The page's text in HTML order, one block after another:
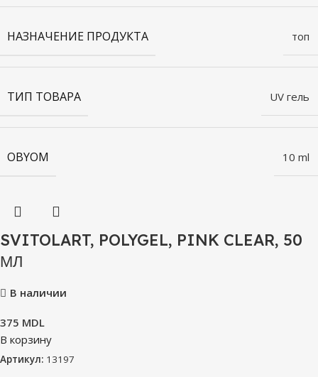
НАЗНАЧЕНИЕ ПРОДУКТА топ
ТИП ТОВАРА UV гель
OBYOM 10 ml
SVITOLART, POLYGEL, PINK CLEAR, 50
МЛ
В наличии
375 MDL
В корзину
Артикул: 13197